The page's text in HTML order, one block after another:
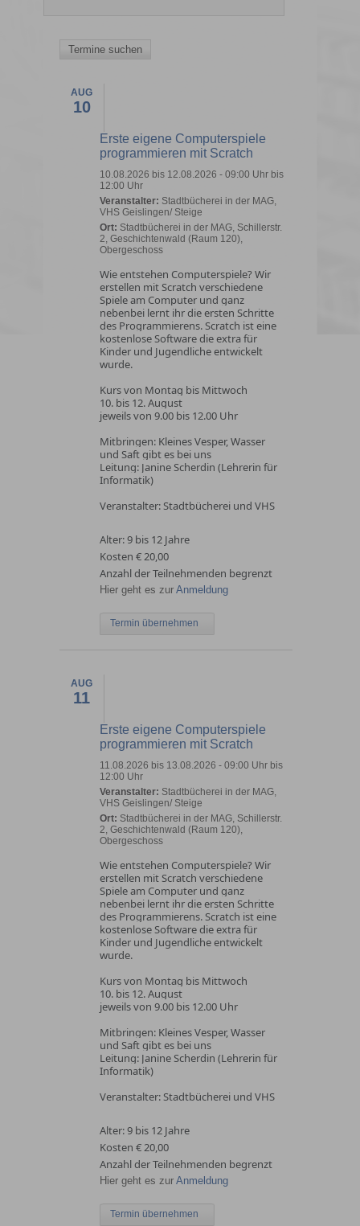
AUG
10
Erste eigene Computerspiele
programmieren mit Scratch
10.08.2026 bis 12.08.2026 - 09:00 Uhr bis
12:00 Uhr
Veranstalter: Stadtbücherei in der MAG,
VHS Geislingen/ Steige
Ort: Stadtbücherei in der MAG, Schillerstr.
2, Geschichtenwald (Raum 120),
Obergeschoss
Wie entstehen Computerspiele? Wir
erstellen mit Scratch verschiedene
Spiele am Computer und ganz
nebenbei lernt ihr die ersten Schritte
des Programmierens. Scratch ist eine
kostenlose Software die extra für
Kinder und Jugendliche entwickelt
wurde.
Kurs von Montag bis Mittwoch
10. bis 12. August
jeweils von 9.00 bis 12.00 Uhr
Mitbringen: Kleines Vesper, Wasser
und Saft gibt es bei uns
Leitung: Janine Scherdin (Lehrerin für
Informatik)
Veranstalter: Stadtbücherei und VHS
Alter: 9 bis 12 Jahre
Kosten € 20,00
Anzahl der Teilnehmenden begrenzt
Hier geht es zur Anmeldung
Termin übernehmen
AUG
11
Erste eigene Computerspiele
programmieren mit Scratch
11.08.2026 bis 13.08.2026 - 09:00 Uhr bis
12:00 Uhr
Veranstalter: Stadtbücherei in der MAG,
VHS Geislingen/ Steige
Ort: Stadtbücherei in der MAG, Schillerstr.
2, Geschichtenwald (Raum 120),
Obergeschoss
Wie entstehen Computerspiele? Wir
erstellen mit Scratch verschiedene
Spiele am Computer und ganz
nebenbei lernt ihr die ersten Schritte
des Programmierens. Scratch ist eine
kostenlose Software die extra für
Kinder und Jugendliche entwickelt
wurde.
Kurs von Montag bis Mittwoch
10. bis 12. August
jeweils von 9.00 bis 12.00 Uhr
Mitbringen: Kleines Vesper, Wasser
und Saft gibt es bei uns
Leitung: Janine Scherdin (Lehrerin für
Informatik)
Veranstalter: Stadtbücherei und VHS
Alter: 9 bis 12 Jahre
Kosten € 20,00
Anzahl der Teilnehmenden begrenzt
Hier geht es zur Anmeldung
Termin übernehmen